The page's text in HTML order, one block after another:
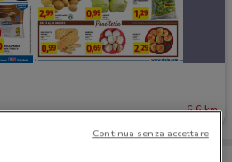
6.6 km
Continua senza accettare